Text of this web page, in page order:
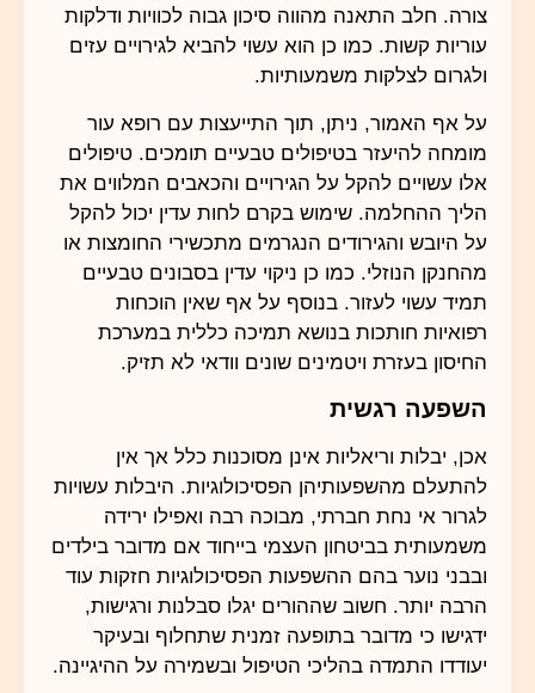
צורה. חלב התאנה מהווה סיכון גבוה לכוויות ודלקות
עוריות קשות. כמו כן הוא עשוי להביא לגירויים עזים
ולגרום לצלקות משמעותיות.
על אף האמור, ניתן, תוך התייעצות עם רופא עור
מומחה להיעזר בטיפולים טבעיים תומכים. טיפולים
אלו עשויים להקל על הגירויים והכאבים המלווים את
הליך ההחלמה. שימוש בקרם לחות עדין יכול להקל
על היובש והגירודים הנגרמים מתכשירי החומצות או
מהחנקן הנוזלי. כמו כן ניקוי עדין בסבונים טבעיים
תמיד עשוי לעזור. בנוסף על אף שאין הוכחות
רפואיות חותכות בנושא תמיכה כללית במערכת
החיסון בעזרת ויטמינים שונים וודאי לא תזיק.
השפעה רגשית
אכן, יבלות וריאליות אינן מסוכנות כלל אך אין
להתעלם מהשפעותיהן הפסיכולוגיות. היבלות עשויות
לגרור אי נחת חברתי, מבוכה רבה ואפילו ירידה
משמעותית בביטחון העצמי בייחוד אם מדובר בילדים
ובבני נוער בהם ההשפעות הפסיכולוגיות חזקות עוד
הרבה יותר. חשוב שההורים יגלו סבלנות ורגישות,
ידגישו כי מדובר בתופעה זמנית שתחלוף ובעיקר
יעודדו התמדה בהליכי הטיפול ובשמירה על ההיגיינה.